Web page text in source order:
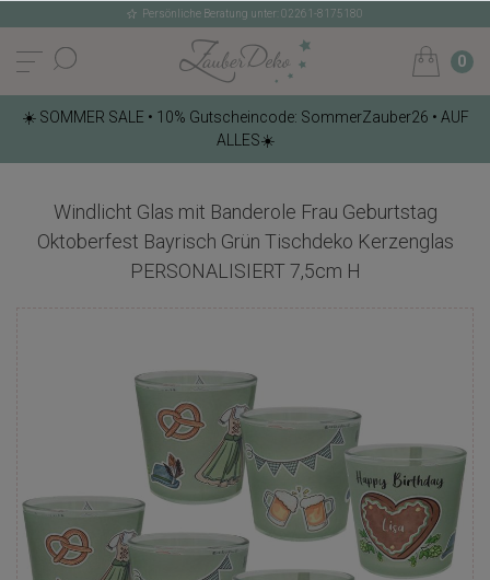
Persönliche Beratung unter: 02261-8175180
0
☀️ SOMMER SALE • 10% Gutscheincode: SommerZauber26 • AUF
ALLES☀️
Windlicht Glas mit Banderole Frau Geburtstag
Oktoberfest Bayrisch Grün Tischdeko Kerzenglas
PERSONALISIERT 7,5cm H